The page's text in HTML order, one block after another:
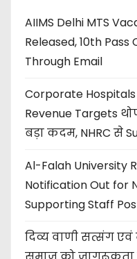
AIIMS Delhi MTS
Released, 10th
Through Email
Corporate Hospitals
Revenue Targets
बड़ा कदम, NHRC से
Al-Falah University
Notification Out for
Supporting Staff
दिव्य वाणी सत्संग